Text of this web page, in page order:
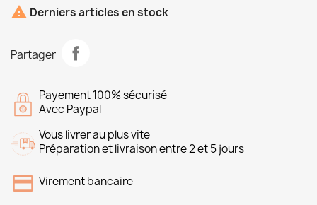
 Derniers articles en stock
Partager
Payement 100% sécurisé
Avec Paypal
Vous livrer au plus vite
Préparation et livraison entre 2 et 5 jours
Virement bancaire